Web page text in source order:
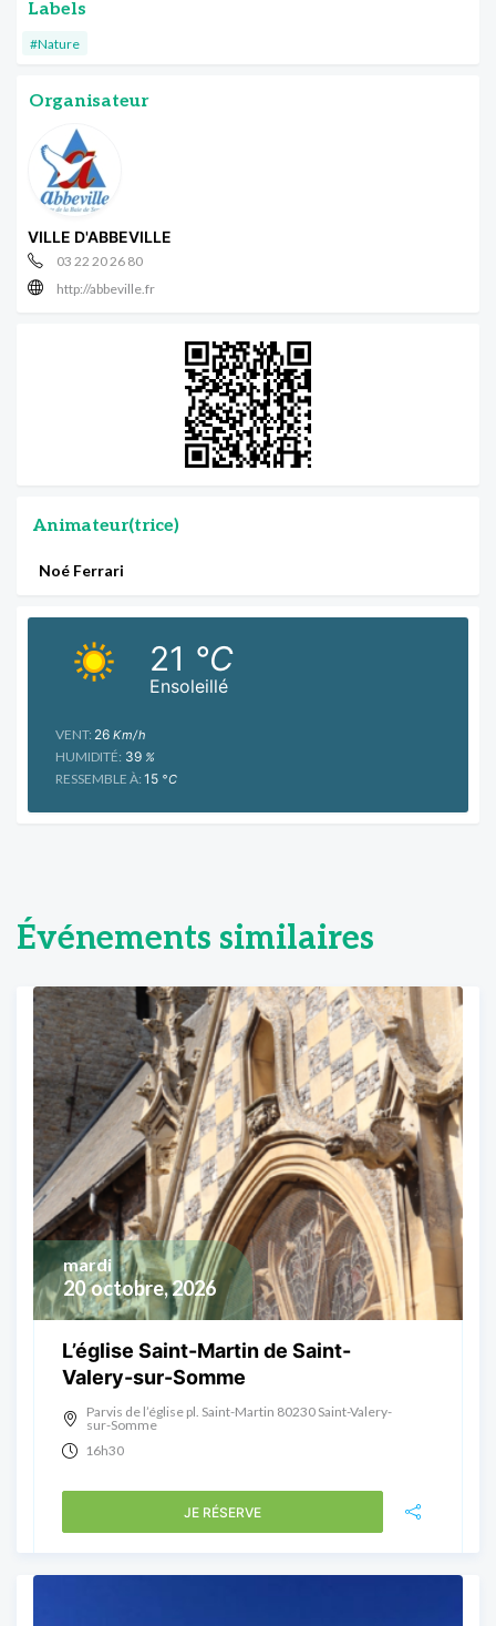
Labels
#Nature
Organisateur
VILLE D'ABBEVILLE
03 22 20 26 80
http://abbeville.fr
Animateur(trice)
Noé Ferrari
Ensoleillé
21 °C
VENT: 26 Km/h
HUMIDITÉ: 39 %
RESSEMBLE À: 15 °C
Événements similaires
20 octobre, 2026
mardi
L’église Saint-Martin de Saint-
Valery-sur-Somme
Parvis de l’église pl. Saint-Martin 80230 Saint-Valery-
sur-Somme
16h30
JE RÉSERVE